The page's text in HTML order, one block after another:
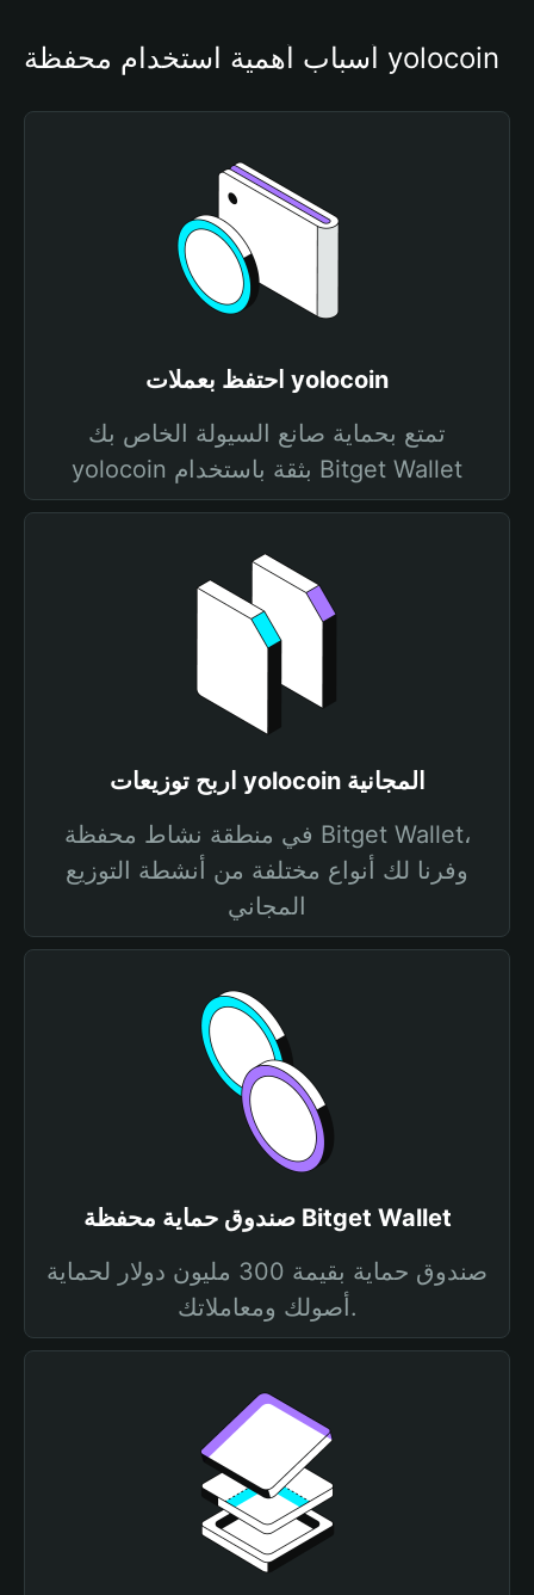
أسباب أهمية استخدام محفظة yolocoin
احتفظ بعملات yolocoin
تمتع بحماية صانع السيولة الخاص بك
yolocoin بثقة باستخدام Bitget Wallet
اربح توزيعات yolocoin المجانية
في منطقة نشاط محفظة Bitget Wallet،
وفرنا لك أنواع مختلفة من أنشطة التوزيع
المجاني
صندوق حماية محفظة Bitget Wallet
صندوق حماية بقيمة 300 مليون دولار لحماية
أصولك ومعاملاتك.